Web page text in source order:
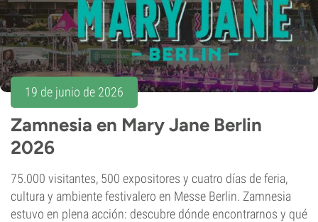
19 de junio de 2026
Zamnesia en Mary Jane Berlin
2026
75.000 visitantes, 500 expositores y cuatro días de feria,
cultura y ambiente festivalero en Messe Berlin. Zamnesia
estuvo en plena acción: descubre dónde encontrarnos y qué